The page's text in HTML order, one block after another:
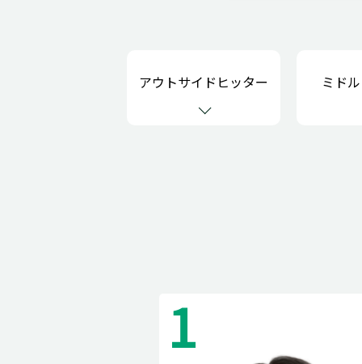
アウトサイドヒッター ミド
1